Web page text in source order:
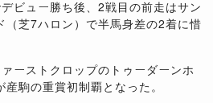
ビュー勝ち後、2戦目の前走はサン
（芝7ハロン）で半馬身差の2着に惜
ーストクロップのトゥーダーンホ
駒の重賞初制覇となった。